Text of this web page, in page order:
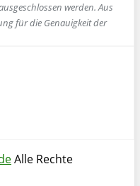
werden. Aus
für die Genauigkeit der
Alle Rechte